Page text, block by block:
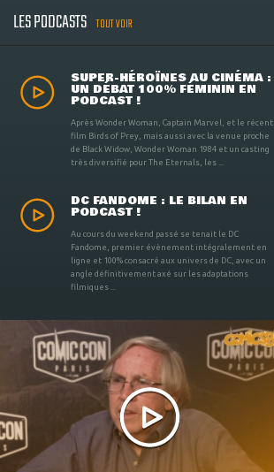
LES PODCASTS TOUT VOIR
SUPER-HÉROÏNES AU CINÉMA :
UN DÉBAT 100% FÉMININ EN
PODCAST !
Après Wonder Woman, Captain Marvel, et le récent
film Birds of Prey, mais aussi avec la venue proche
de Black Widow, Wonder Woman 1984 et un casting
très diversifié pour The Eternals, les ...
DC FANDOME : LE BILAN EN
PODCAST !
Au cours du weekend passé se tenait le DC
Fandome, premier évènement intégralement en
ligne et 100% consacré aux univers de DC, avec un
angle définitivement axé sur les adaptations
filmiques ...